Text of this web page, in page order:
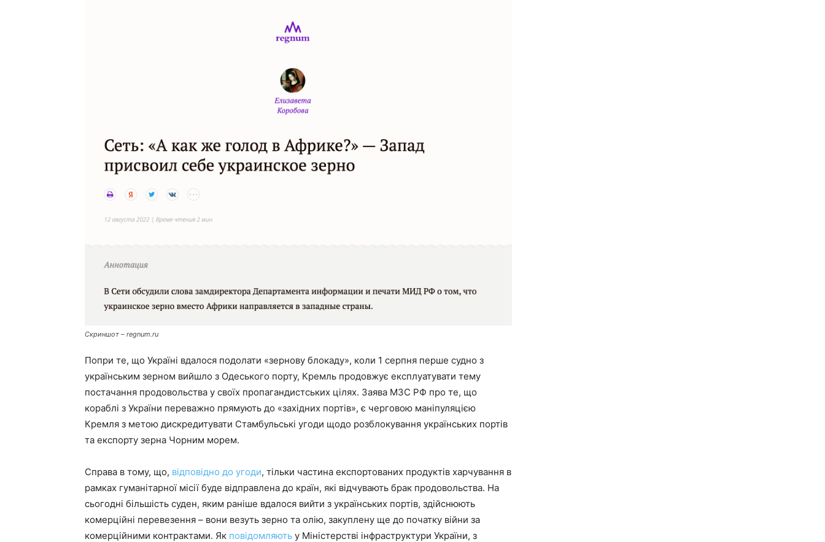
Скриншот – regnum.ru
Попри те, що Україні вдалося подолати «зернову блокаду», коли 1 серпня перше судно з
українським зерном вийшло з Одеського порту, Кремль продовжує експлуатувати тему
постачання продовольства у своїх пропагандистських цілях. Заява МЗС РФ про те, що
кораблі з України переважно прямують до «західних портів», є черговою маніпуляцією
Кремля з метою дискредитувати Стамбульські угоди щодо розблокування українських портів
та експорту зерна Чорним морем.
Справа в тому, що, відповідно до угоди, тільки частина експортованих продуктів харчування в
рамках гуманітарної місії буде відправлена ​​до країн, які відчувають брак продовольства. На
сьогодні більшість суден, яким раніше вдалося вийти з українських портів, здійснюють
комерційні перевезення – вони везуть зерно та олію, закуплену ще до початку війни за
комерційними контрактами. Як повідомляють у Міністерстві інфраструктури України, з